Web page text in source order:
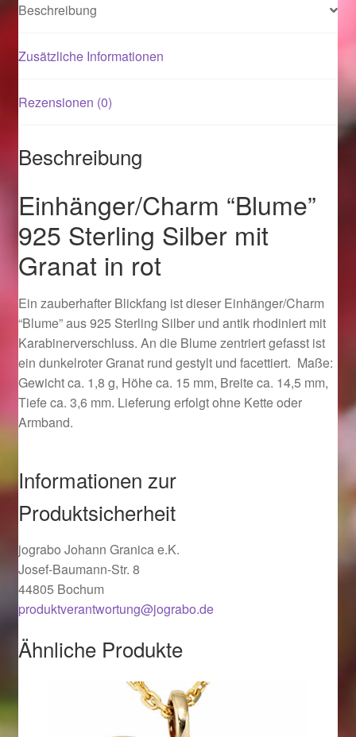
Magisches und Festliches zu Halloween
Magisches und Festliches zu Halloween 2021
Magisches und Festliches zu Halloween 2022
Mein Konto
Ostergeschenke finden für Ostern 2015
Ostergeschenke finden für Ostern 2016
Ostergeschenke finden für Ostern 2017
Ostergeschenke finden für Ostern 2018
Ostergeschenke finden für Ostern 2019
Ostergeschenke finden für Ostern 2021
Partner
Shop
Startseite
Beschreibung
Zusätzliche Informationen
Rezensionen (0)
Beschreibung
Einhänger/Charm “Blume”
925 Sterling Silber mit
Granat in rot
Ein zauberhafter Blickfang ist dieser Einhänger/Charm
“Blume” aus 925 Sterling Silber und antik rhodiniert mit
Karabinerverschluss. An die Blume zentriert gefasst ist
ein dunkelroter Granat rund gestylt und facettiert. Maße:
Gewicht ca. 1,8 g, Höhe ca. 15 mm, Breite ca. 14,5 mm,
Tiefe ca. 3,6 mm. Lieferung erfolgt ohne Kette oder
Armband.
Informationen zur
Produktsicherheit
jograbo Johann Granica e.K.
Josef-Baumann-Str. 8
44805 Bochum
produktverantwortung@jograbo.de
Ähnliche Produkte